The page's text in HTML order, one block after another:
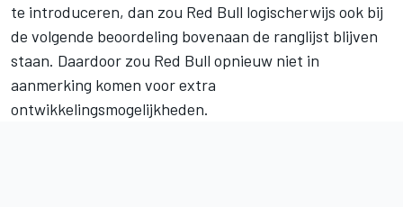
te introduceren, dan zou Red Bull logischerwijs ook bij
de volgende beoordeling bovenaan de ranglijst blijven
staan. Daardoor zou Red Bull opnieuw niet in
aanmerking komen voor extra
ontwikkelingsmogelijkheden.